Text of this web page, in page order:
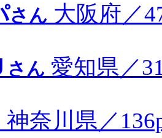
さん 大阪府／
さん 愛知県／
神奈川県／